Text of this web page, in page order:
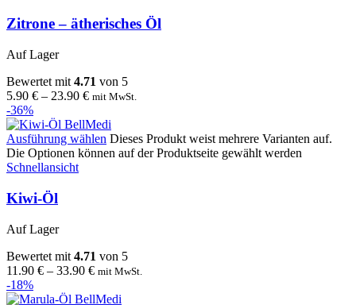
Zitrone – ätherisches Öl
Auf Lager
Bewertet mit 4.71 von 5
5.90 € – 23.90 € mit MwSt.
-36%
Ausführung wählen Dieses Produkt weist mehrere Varianten auf.
Die Optionen können auf der Produktseite gewählt werden
Schnellansicht
Kiwi-Öl
Auf Lager
Bewertet mit 4.71 von 5
11.90 € – 33.90 € mit MwSt.
-18%